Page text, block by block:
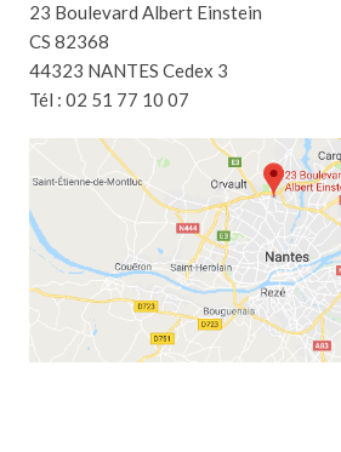
23 Boulevard Albert Einstein
CS 82368
44323 NANTES Cedex 3
Tél : 02 51 77 10 07